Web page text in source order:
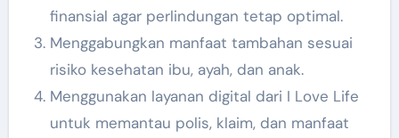
finansial agar perlindungan tetap optimal.
Menggabungkan manfaat tambahan sesuai
risiko kesehatan ibu, ayah, dan anak.
Menggunakan layanan digital dari I Love Life
untuk memantau polis, klaim, dan manfaat